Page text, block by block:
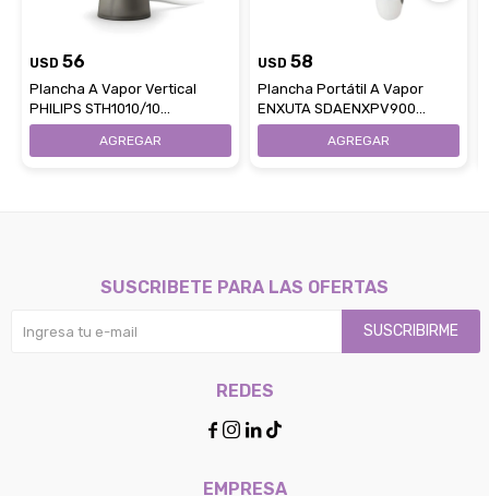
USD 56
Plancha A Vapor Vertical
PHILIPS STH1010/10
Capacidad 85Ml
USD 58
Plancha Portátil A Vapor
ENXUTA SDAENXPV900
1000W Capacidad 700Ml
EMPRESA
SUSCRIBETE PARA LAS OFERTAS
SUSCRIBIRME
REDES
   